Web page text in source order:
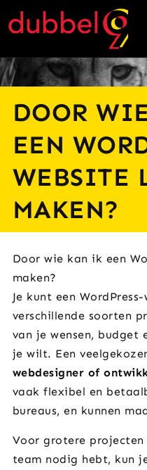
DOOR
EEN
WEBSITE
MAKEN?
Door wie kan ik een
maken?
Je kunt een
verschillende soorten
van je wensen, budget
je wilt. Een
webdesigner of
vaak flexibel en
bureaus, en kunnen
Voor grotere
team nodig hebt, kun